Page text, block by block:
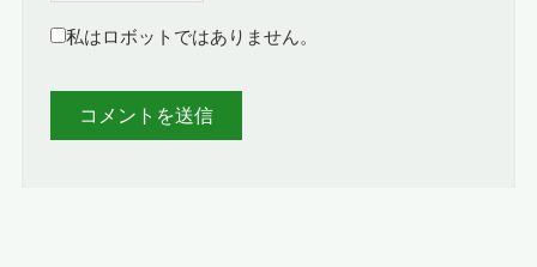
私はロボットではありません。